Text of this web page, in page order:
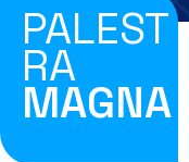
PALEST
RA
MAGNA